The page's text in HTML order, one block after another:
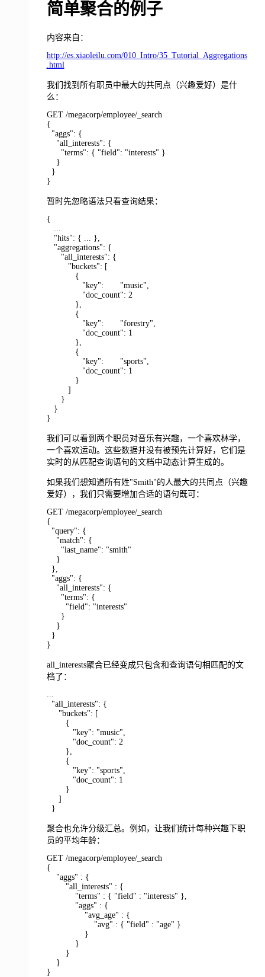
简单聚合的例子
内容来自：
http://es.xiaoleilu.com/010_Intro/35_Tutorial_Aggregations
.html
我们找到所有职员中最大的共同点（兴趣爱好）是什
么：
GET /megacorp/employee/_search
{
"aggs": {
"all_interests": {
"terms": { "field": "interests" }
}
}
}
暂时先忽略语法只看查询结果：
{
"hits": { ... },
"aggregations": {
"all_interests": {
"buckets": [
{
"key": "music",
"doc_count": 2
},
{
"key": "forestry",
"doc_count": 1
},
{
"key": "sports",
"doc_count": 1
}
]
}
}
}
我们可以看到两个职员对音乐有兴趣，一个喜欢林学，
一个喜欢运动。这些数据并没有被预先计算好，它们是
实时的从匹配查询语句的文档中动态计算生成的。
如果我们想知道所有姓"Smith"的人最大的共同点（兴趣
爱好），我们只需要增加合适的语句既可：
GET /megacorp/employee/_search
{
"query": {
"match": {
"last_name": "smith"
}
},
"aggs": {
"all_interests": {
"terms": {
"field": "interests"
}
}
}
}
all_interests聚合已经变成只包含和查询语句相匹配的文
档了：
"all_interests": {
"buckets": [
{
"key": "music",
"doc_count": 2
},
{
"key": "sports",
"doc_count": 1
}
]
}
聚合也允许分级汇总。例如，让我们统计每种兴趣下职
员的平均年龄：
GET /megacorp/employee/_search
{
"aggs" : {
"all_interests" : {
"terms" : { "field" : "interests" },
"aggs" : {
"avg_age" : {
"avg" : { "field" : "age" }
}
}
}
}
}